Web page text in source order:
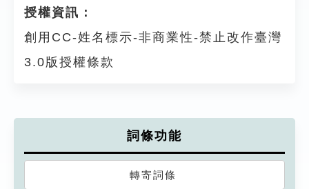
授權資訊：
創用CC-姓名標示-非商業性-禁止改作臺灣
3.0版授權條款
詞條功能
轉寄詞條